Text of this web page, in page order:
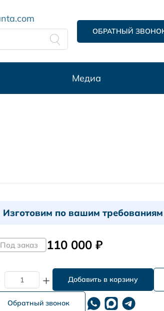
ОБРАТНЫЙ
Медиа
Изготовим по вашим требованиям
Под заказ 110 000 ₽
+
Обратный звонок